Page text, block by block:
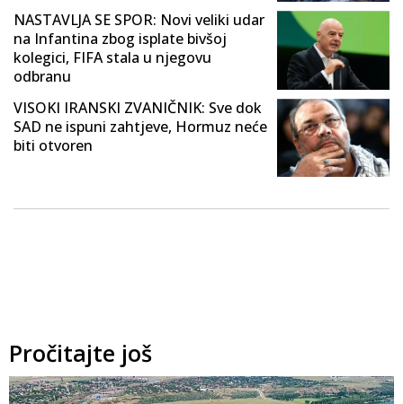
NASTAVLJA SE SPOR: Novi veliki udar
na Infantina zbog isplate bivšoj
kolegici, FIFA stala u njegovu
odbranu
VISOKI IRANSKI ZVANIČNIK: Sve dok
SAD ne ispuni zahtjeve, Hormuz neće
biti otvoren
Pročitajte još